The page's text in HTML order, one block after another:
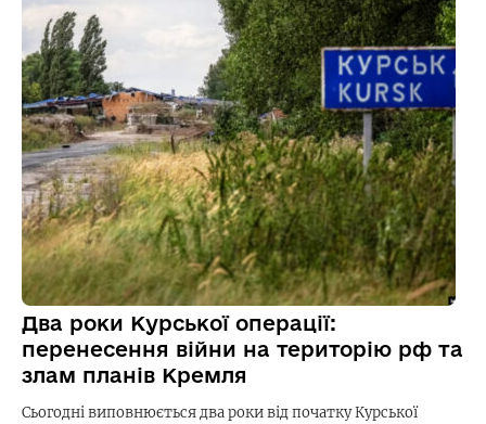
Два роки Курської операції:
перенесення війни на територію рф та
злам планів Кремля
Сьогодні виповнюється два роки від початку Курської